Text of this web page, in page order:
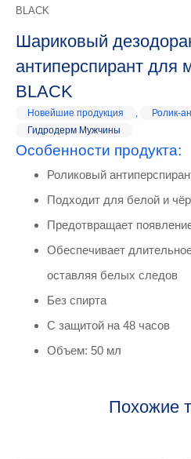
BLACK
Шариковый
антиперспирант для
BLACK
Новейшие продукция
Ролик-
Гидродерм Мужчины
Особенности продукта:
Роликовый
Подходит для белой и
Предотвращает
Обеспечивает
оставляя белых следов
Без спирта
С защитой на 48 часов
Объем: 50 мл
Похожие